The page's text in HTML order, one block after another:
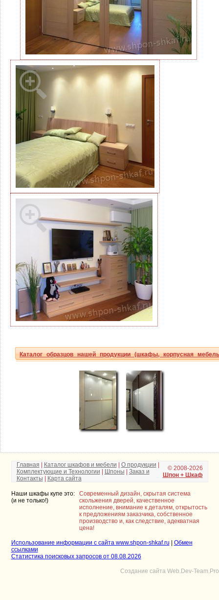
Каталог образцов нашей продукции (шкафы, корпусная
Главная | Каталог шкафов и мебели | О продукции |
Комплектующие и Технологии | Шпоны | Заказ и
Контакты | Карта сайта
© 2008-2026
Шпон + Шкаф
Наши шкафы купе это:
(и не только!)
Современный дизайн, скрытая система
скольжения дверей, качественное
исполнение, внимание к деталям, открытость
к предложениям заказчика, собственное
производство и, как следствие, адекватная
цена!
Использование информации с сайта www.shpon-shkaf.ru | Обмен
ссылками
Статистика поисковых запросов от 08.08.2026
Создание сайта Web.Dev-Team.Pro